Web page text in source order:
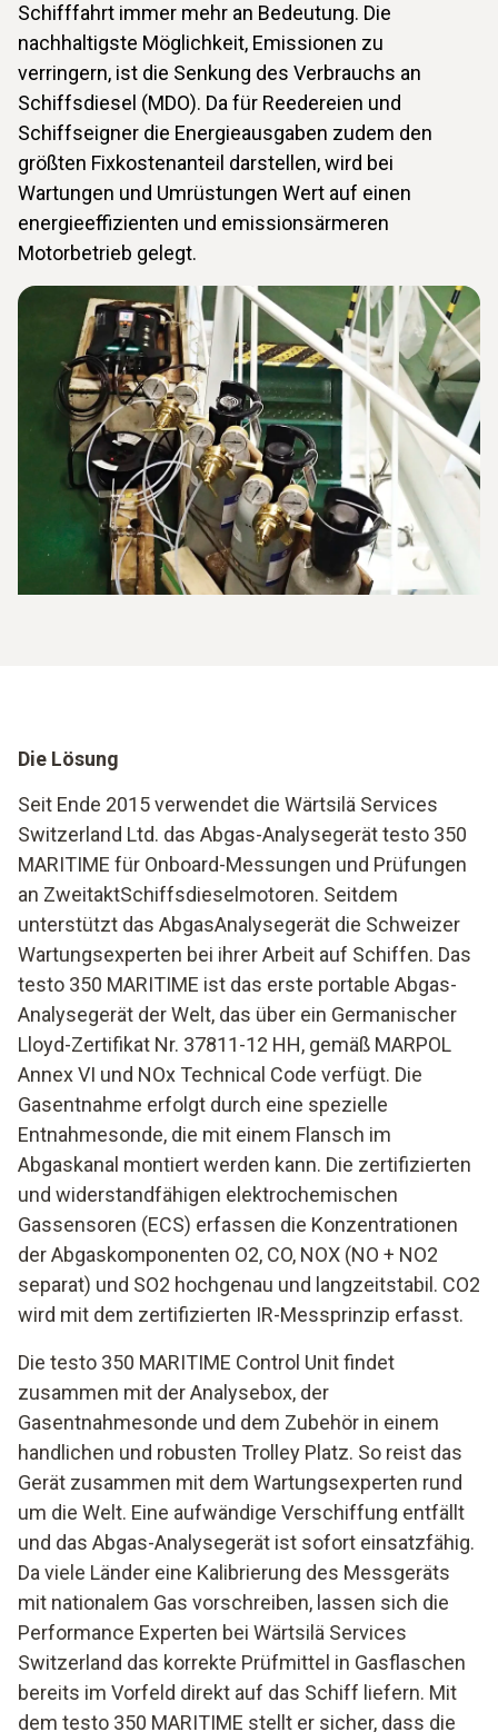
Schifffahrt immer mehr an Bedeutung. Die
nachhaltigste Möglichkeit, Emissionen zu
verringern, ist die Senkung des Verbrauchs an
Schiffsdiesel (MDO). Da für Reedereien und
Schiffseigner die Energieausgaben zudem den
größten Fixkostenanteil darstellen, wird bei
Wartungen und Umrüstungen Wert auf einen
energieeffizienten und emissionsärmeren
Motorbetrieb gelegt.
Die Lösung
Seit Ende 2015 verwendet die Wärtsilä Services
Switzerland Ltd. das Abgas-Analysegerät testo 350
MARITIME für Onboard-Messungen und Prüfungen
an ZweitaktSchiffsdieselmotoren. Seitdem
unterstützt das AbgasAnalysegerät die Schweizer
Wartungsexperten bei ihrer Arbeit auf Schiffen. Das
testo 350 MARITIME ist das erste portable Abgas-
Analysegerät der Welt, das über ein Germanischer
Lloyd-Zertifikat Nr. 37811-12 HH, gemäß MARPOL
Annex VI und NOx Technical Code verfügt. Die
Gasentnahme erfolgt durch eine spezielle
Entnahmesonde, die mit einem Flansch im
Abgaskanal montiert werden kann. Die zertifizierten
und widerstandfähigen elektrochemischen
Gassensoren (ECS) erfassen die Konzentrationen
der Abgaskomponenten O2, CO, NOX (NO + NO2
separat) und SO2 hochgenau und langzeitstabil. CO2
wird mit dem zertifizierten IR-Messprinzip erfasst.
Die testo 350 MARITIME Control Unit findet
zusammen mit der Analysebox, der
Gasentnahmesonde und dem Zubehör in einem
handlichen und robusten Trolley Platz. So reist das
Gerät zusammen mit dem Wartungsexperten rund
um die Welt. Eine aufwändige Verschiffung entfällt
und das Abgas-Analysegerät ist sofort einsatzfähig.
Da viele Länder eine Kalibrierung des Messgeräts
mit nationalem Gas vorschreiben, lassen sich die
Performance Experten bei Wärtsilä Services
Switzerland das korrekte Prüfmittel in Gasflaschen
bereits im Vorfeld direkt auf das Schiff liefern. Mit
dem testo 350 MARITIME stellt er sicher, dass die